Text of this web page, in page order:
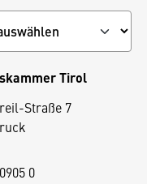
Tirol
Straße 7
0